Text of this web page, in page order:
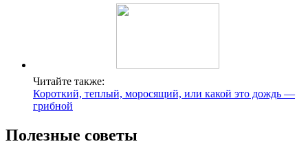
Читайте также:
Короткий, теплый, моросящий, или какой это дождь —
грибной
Полезные советы